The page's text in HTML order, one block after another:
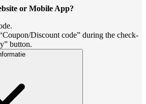
or Mobile App?
Discount code” during the check-
button.